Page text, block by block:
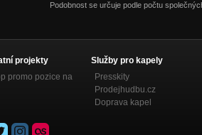
Podobnost se určuje podle počtu
projekty
promo pozice na
Služby pro kapely
Presskity
Prodejhudbu.cz
Doprava kapel